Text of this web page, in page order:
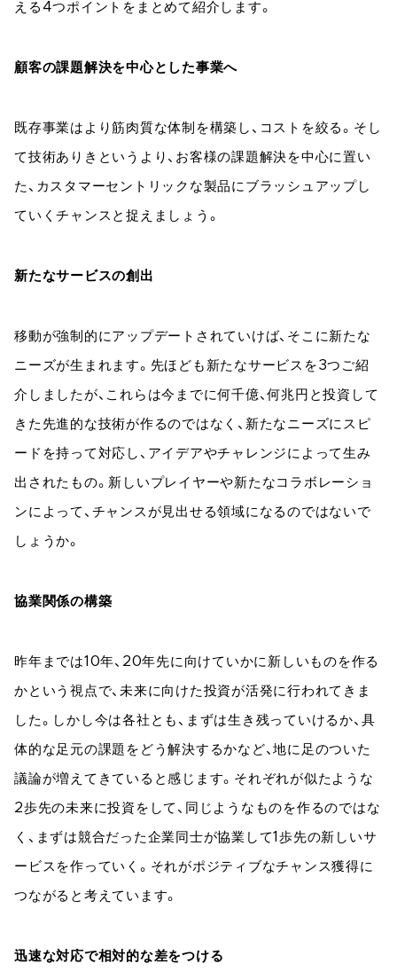
える4つポイントをまとめて紹介します。
顧客の課題解決を中心とした事業へ
既存事業はより筋肉質な体制を構築し、コストを絞る。そし
て技術ありきというより、お客様の課題解決を中心に置い
た、カスタマーセントリックな製品にブラッシュアップし
ていくチャンスと捉えましょう。
新たなサービスの創出
移動が強制的にアップデートされていけば、そこに新たな
ニーズが生まれます。先ほども新たなサービスを3つご紹
介しましたが、これらは今までに何千億、何兆円と投資して
きた先進的な技術が作るのではなく、新たなニーズにスピ
ードを持って対応し、アイデアやチャレンジによって生み
出されたもの。新しいプレイヤーや新たなコラボレーショ
ンによって、チャンスが見出せる領域になるのではないで
しょうか。
協業関係の構築
昨年までは10年、20年先に向けていかに新しいものを作る
かという視点で、未来に向けた投資が活発に行われてきま
した。しかし今は各社とも、まずは生き残っていけるか、具
体的な足元の課題をどう解決するかなど、地に足のついた
議論が増えてきていると感じます。それぞれが似たような
2歩先の未来に投資をして、同じようなものを作るのではな
く、まずは競合だった企業同士が協業して1歩先の新しいサ
ービスを作っていく。それがポジティブなチャンス獲得に
つながると考えています。
迅速な対応で相対的な差をつける